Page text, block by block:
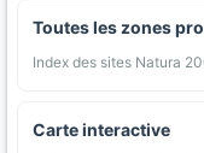
Toutes les zones
Index des sites Natura
Carte interactive